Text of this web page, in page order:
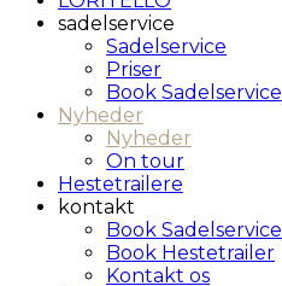
sadelservice
Sadelservice
Priser
Book Sadelservice
Nyheder
Nyheder
On tour
Hestetrailere
kontakt
Book Sadelservice
Book Hestetrailer
Kontakt os